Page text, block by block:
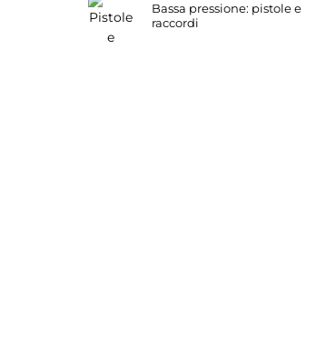
Bassa pressione: pistole e
raccordi